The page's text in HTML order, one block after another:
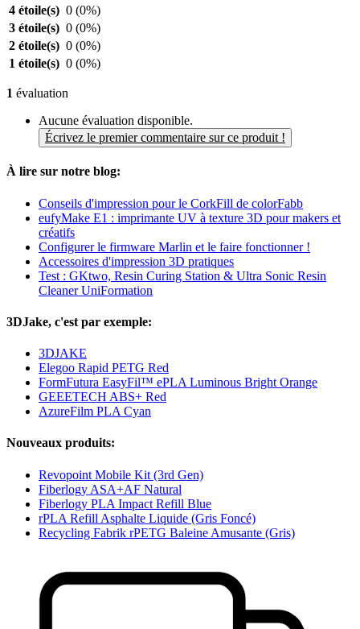
4 étoile(s) 0 (0%)
3 étoile(s) 0 (0%)
2 étoile(s) 0 (0%)
1 étoile(s) 0 (0%)
1 évaluation
Aucune évaluation disponible.
Écrivez le premier commentaire sur ce produit !
À lire sur notre blog:
Conseils d'impression pour le CorkFill de colorFabb
eufyMake E1 : imprimante UV à texture 3D pour makers et
créatifs
Configurer le firmware Marlin et le faire fonctionner !
Accessoires d'impression 3D pratiques
Test : GKtwo, Resin Curing Station & Ultra Sonic Resin
Cleaner UniFormation
3DJake, c'est par exemple:
3DJAKE
Elegoo Rapid PETG Red
FormFutura EasyFil™ ePLA Luminous Bright Orange
GEEETECH ABS+ Red
AzureFilm PLA Cyan
Nouveaux produits:
Revopoint Mobile Kit (3rd Gen)
Fiberlogy ASA+AF Natural
Fiberlogy PLA Impact Refill Blue
rPLA Refill Asphalte Liquide (Gris Foncé)
Recycling Fabrik rPETG Baleine Amusante (Gris)